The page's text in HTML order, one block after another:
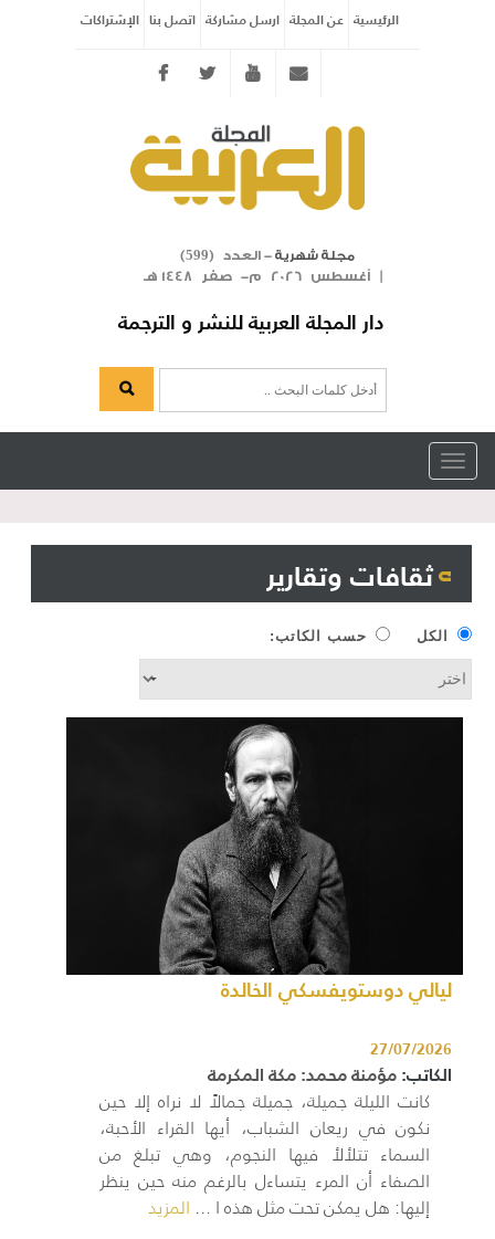
الرئيسية عن المجلة ارسل مشاركة اتصل بنا الإشتراكات
Twitter youtube
مجلة شهرية- العدد ( 599
)
| أغسطس 2026 م- صفر 1448 هـ
دار المجلة العربية للنشر و الترجمة
Toggle
navigation
ثقافات وتقارير
الكل حسب الكاتب:
ليالي دوستويفسكي الخالدة
27/07/2026
الكاتب:مؤمنة محمد: مكة المكرمة
كانت الليلة جميلة، جميلة جمالاً لا نراه إلا حين
نكون في ريعان الشباب، أيها القراء الأحبة،
السماء تتلألأ فيها النجوم، وهي تبلغ من
الصفاء أن المرء يتساءل بالرغم منه حين ينظر
إليها: هل يمكن تحت مثل هذه ا ...المزيد